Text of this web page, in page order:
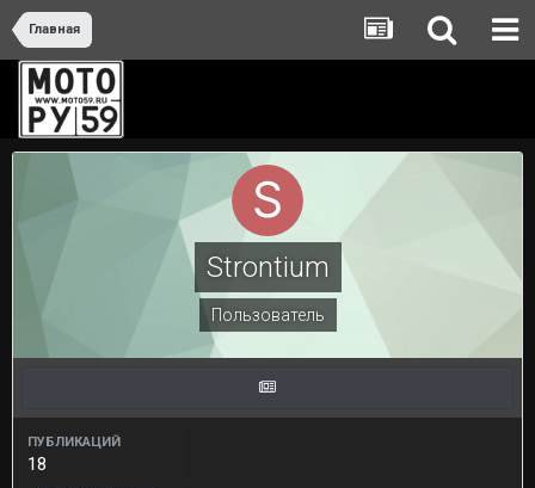
Главная
Strontium
Пользователь
ПУБЛИКАЦИЙ
18